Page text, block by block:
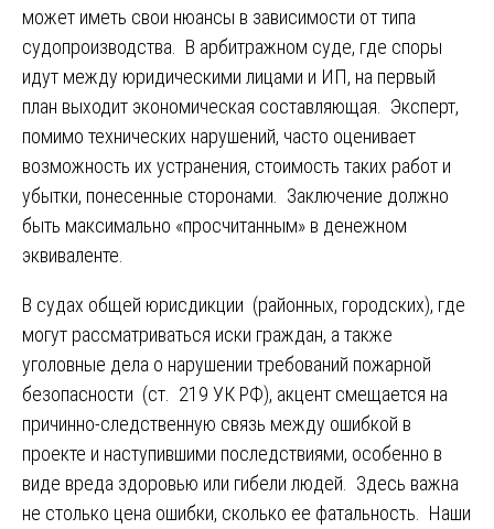
может иметь свои нюансы в зависимости от типа
судопроизводства. В арбитражном суде, где споры
идут между юридическими лицами и ИП, на первый
план выходит экономическая составляющая. Эксперт,
помимо технических нарушений, часто оценивает
возможность их устранения, стоимость таких работ и
убытки, понесенные сторонами. Заключение должно
быть максимально «просчитанным» в денежном
эквиваленте.
В судах общей юрисдикции (районных, городских), где
могут рассматриваться иски граждан, а также
уголовные дела о нарушении требований пожарной
безопасности (ст. 219 УК РФ), акцент смещается на
причинно-следственную связь между ошибкой в
проекте и наступившими последствиями, особенно в
виде вреда здоровью или гибели людей. Здесь важна
не столько цена ошибки, сколько ее фатальность. Наши